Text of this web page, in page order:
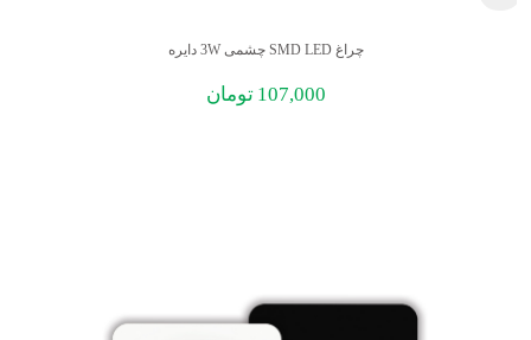
چراغ SMD LED چشمی 3W دایره
107,000 تومان